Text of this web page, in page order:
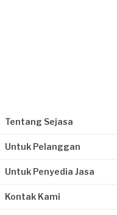
Tentang Sejasa
Untuk Pelanggan
Untuk Penyedia Jasa
Kontak Kami